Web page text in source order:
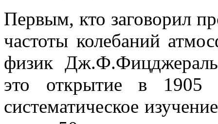
Первым, кто заговорил
частоты колебаний
физик
это открытие в 1905
систематическое